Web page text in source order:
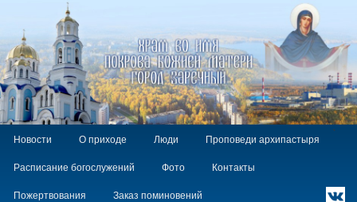
Храм Покрова Божией Матери г.
Заречный
Главное
Перейти
основному
содержимому
Новости О приходе Люди Проповеди архипастыря
Расписание богослужений Фото Контакты
Пожертвования Заказ поминовений
`